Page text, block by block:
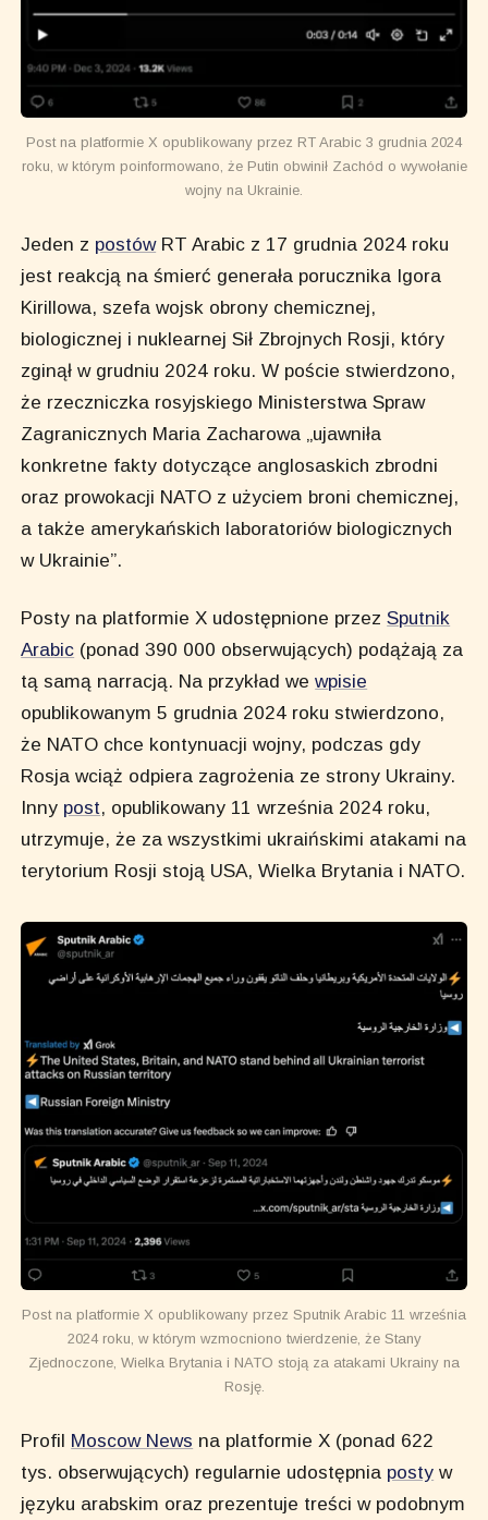
Post na platformie X opublikowany przez RT Arabic 3 grudnia 2024
roku, w którym poinformowano, że Putin obwinił Zachód o wywołanie
wojny na Ukrainie.
Jeden z postówRT Arabic z 17 grudnia 2024 roku
jest reakcją na śmierć generała porucznika Igora
Kirillowa, szefa wojsk obrony chemicznej,
biologicznej i nuklearnej Sił Zbrojnych Rosji, który
zginął w grudniu 2024 roku. W poście stwierdzono,
że rzeczniczka rosyjskiego Ministerstwa Spraw
Zagranicznych Maria Zacharowa „ujawniła
konkretne fakty dotyczące anglosaskich zbrodni
oraz prowokacji NATO z użyciem broni chemicznej,
a także amerykańskich laboratoriów biologicznych
w Ukrainie”.
Posty na platformie X udostępnione przezSputnik
Arabic (ponad 390 000 obserwujących) podążają za
tą samą narracją. Na przykład wewpisie
opublikowanym 5 grudnia 2024 roku stwierdzono,
że NATO chce kontynuacji wojny, podczas gdy
Rosja wciąż odpiera zagrożenia ze strony Ukrainy.
Inny post, opublikowany 11 września 2024 roku,
utrzymuje, że za wszystkimi ukraińskimi atakami na
terytorium Rosji stoją USA, Wielka Brytania i NATO.
Post na platformie X opublikowany przez Sputnik Arabic 11 września
2024 roku, w którym wzmocniono twierdzenie, że Stany
Zjednoczone, Wielka Brytania i NATO stoją za atakami Ukrainy na
Rosję.
Profil Moscow News na platformie X (ponad 622
tys. obserwujących) regularnie udostępnia posty w
języku arabskim oraz prezentuje treści w podobnym